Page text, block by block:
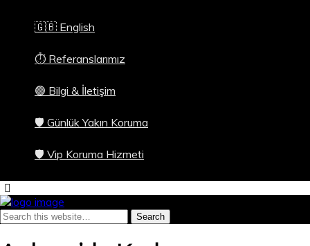
🇬🇧 English
⏱️ Referanslarımız
🟢 Bilgi & İletişim
🛡️ Günlük Yakın Koruma
🛡️ Vip Koruma Hizmeti